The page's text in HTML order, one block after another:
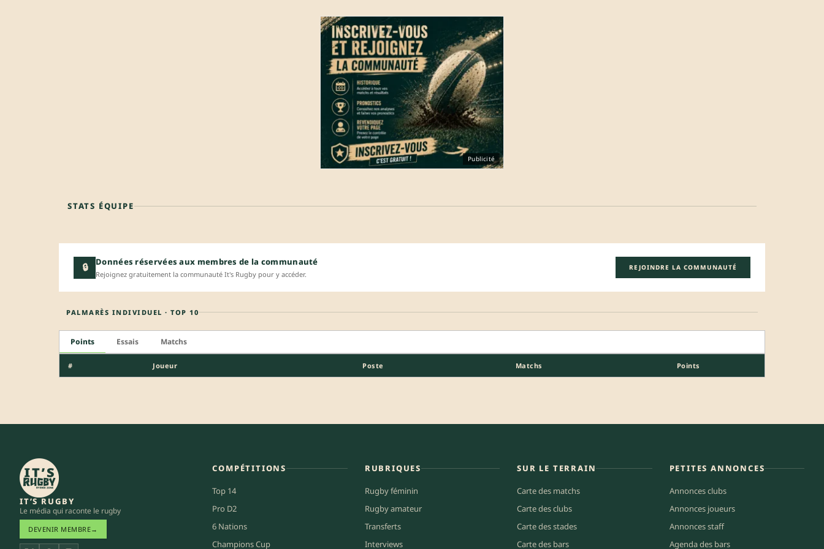
Publicité
STATS ÉQUIPE
🔒 Données réservées aux membres de la communauté
Rejoignez gratuitement la communauté It's Rugby pour y accéder.
REJOINDRE LA COMMUNAUTÉ
PALMARÈS INDIVIDUEL · TOP 10
Points Essais Matchs
# Joueur Poste Matchs Points
IT’S RUGBY
Le média qui raconte le rugby
DEVENIR MEMBRE→
COMPÉTITIONS
Top 14
Pro D2
6 Nations
Champions Cup
RUBRIQUES
Rugby féminin
Rugby amateur
Transferts
Interviews
SUR LE TERRAIN
Carte des matchs
Carte des clubs
Carte des stades
Carte des bars
PETITES ANNONCES
Annonces clubs
Annonces joueurs
Annonces staff
Agenda des bars